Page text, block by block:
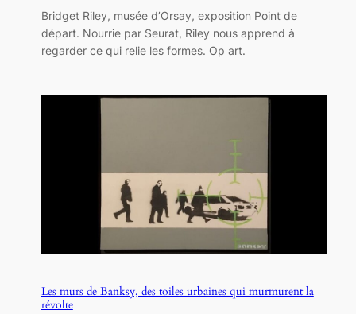
Bridget Riley, musée d’Orsay, exposition Point de
départ. Nourrie par Seurat, Riley nous apprend à
regarder ce qui relie les formes. Op art.
Les murs de Banksy, des toiles urbaines qui murmurent la
révolte